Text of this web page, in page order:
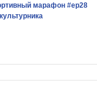
марафон #ер28